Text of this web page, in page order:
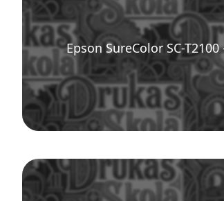
Epson SureColor SC-